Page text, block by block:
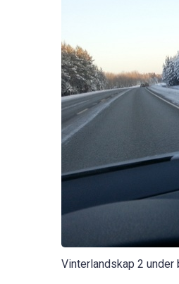
Vinterlandskap 2 under